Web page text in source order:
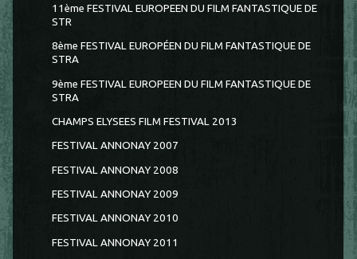
11ème FESTIVAL EUROPEEN DU FILM FANTASTIQUE DE
STR
8ème FESTIVAL EUROPÉEN DU FILM FANTASTIQUE DE
STRA
9ème FESTIVAL EUROPEEN DU FILM FANTASTIQUE DE
STRA
CHAMPS ELYSEES FILM FESTIVAL 2013
FESTIVAL ANNONAY 2007
FESTIVAL ANNONAY 2008
FESTIVAL ANNONAY 2009
FESTIVAL ANNONAY 2010
FESTIVAL ANNONAY 2011